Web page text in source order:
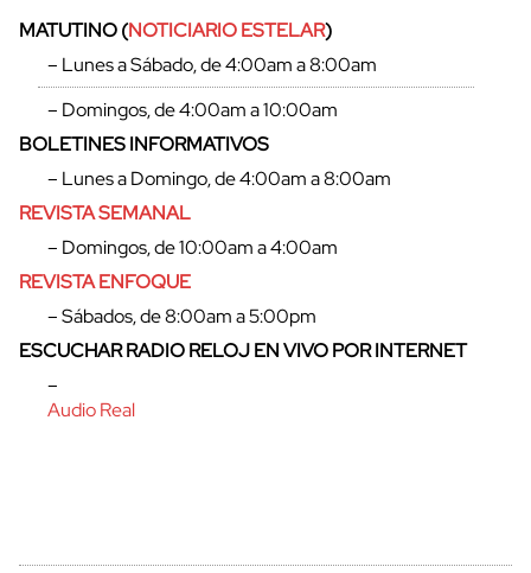
cerrar
MATUTINO (NOTICIARIO ESTELAR)
– Lunes a Sábado, de 4:00am a 8:00am
– Domingos, de 4:00am a 10:00am
BOLETINES INFORMATIVOS
– Lunes a Domingo, de 4:00am a 8:00am
REVISTA SEMANAL
– Domingos, de 10:00am a 4:00am
REVISTA ENFOQUE
– Sábados, de 8:00am a 5:00pm
ESCUCHAR RADIO RELOJ EN VIVO POR INTERNET
–
Audio Real